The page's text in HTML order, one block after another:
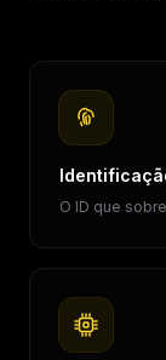
O ID que